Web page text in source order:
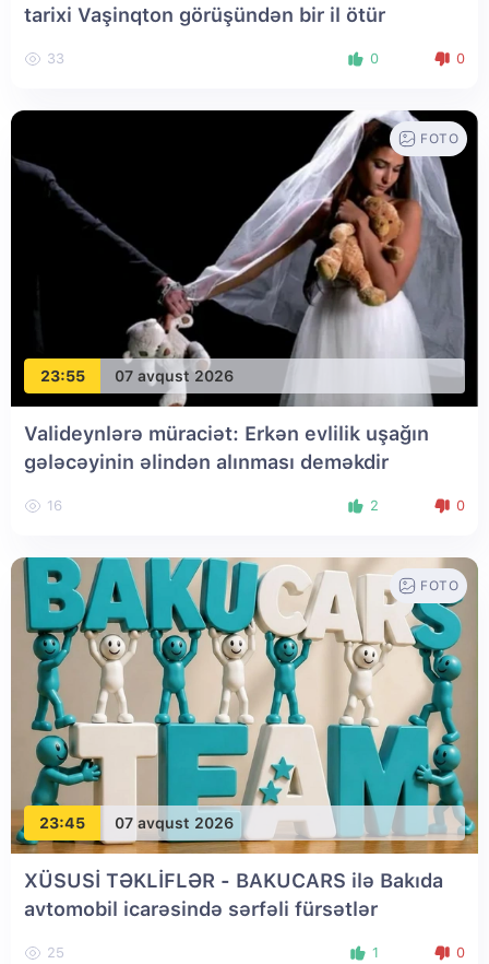
tarixi Vaşinqton görüşündən bir il ötür
33 0 0
23:55 07 avqust 2026
FOTO
Valideynlərə müraciət: Erkən evlilik uşağın
gələcəyinin əlindən alınması deməkdir
16 2 0
23:45 07 avqust 2026
FOTO
XÜSUSİ TƏKLİFLƏR - BAKUCARS ilə Bakıda
avtomobil icarəsində sərfəli fürsətlər
25 1 0